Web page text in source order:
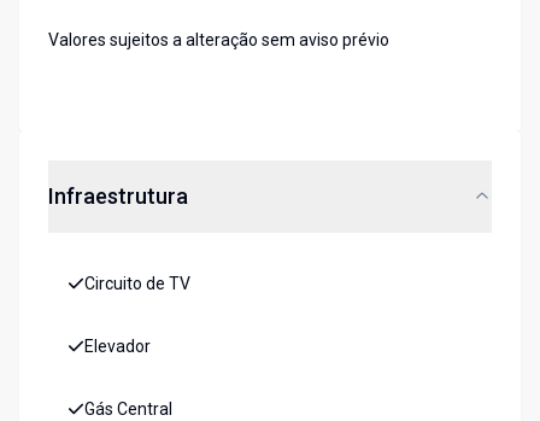
Valores sujeitos a alteração sem aviso prévio
Infraestrutura
Circuito de TV
Elevador
Gás Central